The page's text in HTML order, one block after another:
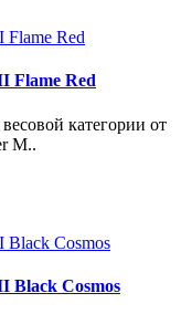
Flame Red
категории от
M..
Black Cosmos